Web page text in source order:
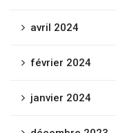
avril 2024
février 2024
janvier 2024